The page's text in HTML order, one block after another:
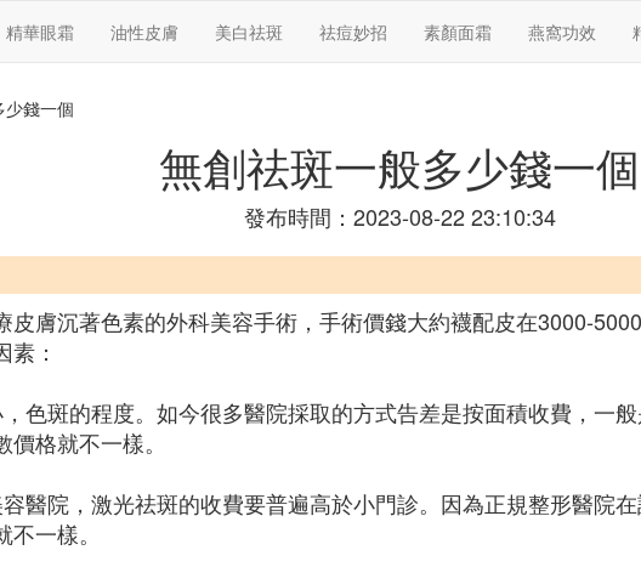
精華眼霜 油性皮膚 美白祛斑 祛痘妙招 素顏面霜 燕窩功效
少錢一個
無創祛斑一般多少錢一個
發布時間：2023-08-22 23:10:34
皮膚沉著色素的外科美容手術，手術價錢大約襪配皮在3000-
：
色斑的程度。如今很多醫院採取的方式告差是按面積收費，一
格就不一樣。
醫院，激光祛斑的收費要普遍高於小門診。因為正規整形醫院
一樣。